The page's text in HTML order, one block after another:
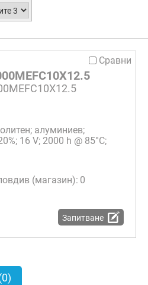
Сравни
алуминиев;
16 V; 2000 h @ 85°C;
0
Запитване